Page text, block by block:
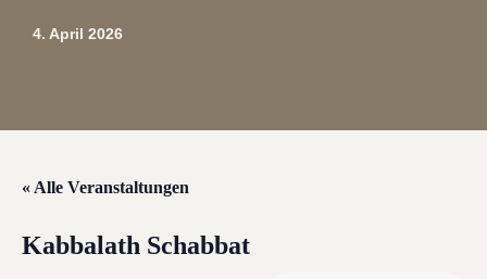
4. April 2026
« Alle Veranstaltungen
Kabbalath Schabbat